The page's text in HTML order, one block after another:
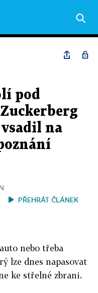
pod
vsadil na
PŘEHRÁT ČLÁNEK
nebo třeba
lze dnes napasovat
ke střelné zbrani.